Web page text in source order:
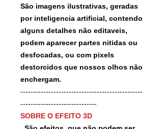
São imagens ilustrativas, geradas
por inteligencia artificial, contendo
alguns detalhes não editaveis,
podem aparecer partes nitidas ou
desfocadas, ou com pixels
destorcidos que nossos olhos não
enchergam.
------------------------------------------------
------------------------------
SOBRE O EFEITO 3D